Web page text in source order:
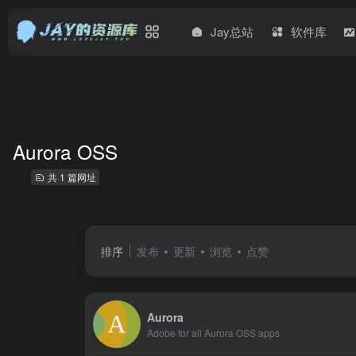
Jay总站 软件库
Aurora OSS
共 1 篇网址
排序 发布 更新 浏览 点赞
Aurora
Adobe for all Aurora OSS apps